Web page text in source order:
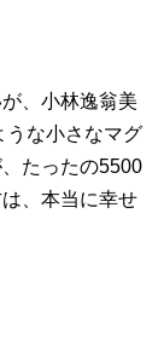
、小林逸翁美
うな小さなマグ
たったの5500
、本当に幸せ